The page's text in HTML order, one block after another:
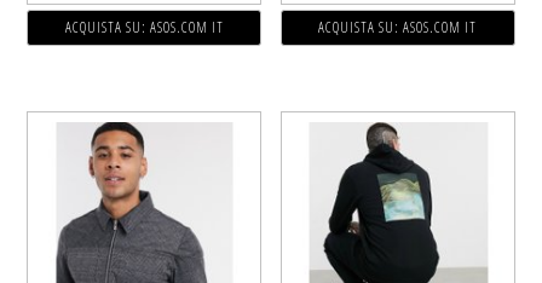
ACQUISTA SU: ASOS.COM IT ACQUISTA SU: ASOS.COM IT